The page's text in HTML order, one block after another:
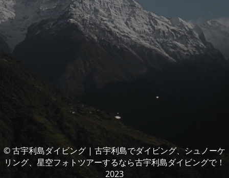
© 古宇利島ダイビング | 古宇利島でダイビング、シュノーケ
リング、星空フォトツアーするなら古宇利島ダイビングで！
2023